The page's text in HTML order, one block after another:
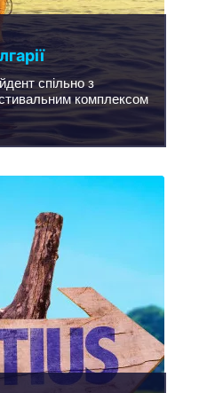
спільно з
комплексом
долучитися до